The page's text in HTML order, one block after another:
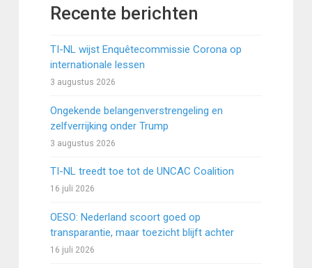
Recente berichten
TI-NL wijst Enquêtecommissie Corona op
internationale lessen
3 augustus 2026
Ongekende belangenverstrengeling en
zelfverrijking onder Trump
3 augustus 2026
TI-NL treedt toe tot de UNCAC Coalition
16 juli 2026
OESO: Nederland scoort goed op
transparantie, maar toezicht blijft achter
16 juli 2026